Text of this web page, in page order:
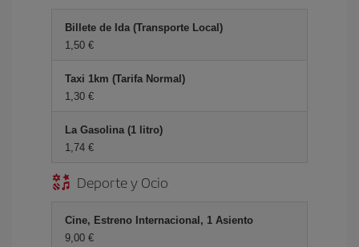
Billete de Ida (Transporte Local)
1,50
Taxi 1km (Tarifa Normal)
1,30
La Gasolina (1 litro)
1,74
Deporte y Ocio
Cine, Estreno Internacional, 1 Asiento
9,00